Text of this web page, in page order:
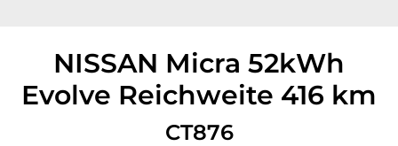
NISSAN Micra 52kWh
Evolve Reichweite 416 km
CT876